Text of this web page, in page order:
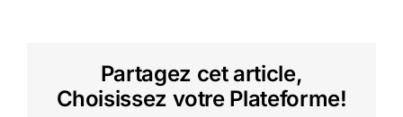
Partagez cet article,
Choisissez votre Plateforme!